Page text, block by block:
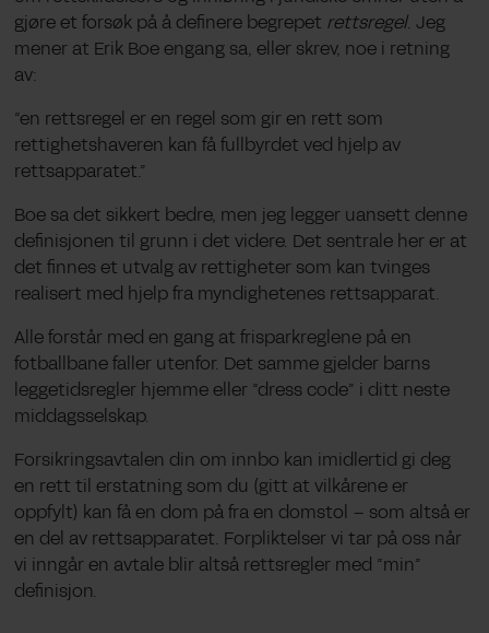
gjøre et forsøk på å definere begrepet rettsregel. Jeg
mener at Erik Boe engang sa, eller skrev, noe i retning
av:
“en rettsregel er en regel som gir en rett som
rettighetshaveren kan få fullbyrdet ved hjelp av
rettsapparatet.”
Boe sa det sikkert bedre, men jeg legger uansett denne
definisjonen til grunn i det videre. Det sentrale her er at
det finnes et utvalg av rettigheter som kan tvinges
realisert med hjelp fra myndighetenes rettsapparat.
Alle forstår med en gang at frisparkreglene på en
fotballbane faller utenfor. Det samme gjelder barns
leggetidsregler hjemme eller “dress code” i ditt neste
middagsselskap.
Forsikringsavtalen din om innbo kan imidlertid gi deg
en rett til erstatning som du (gitt at vilkårene er
oppfylt) kan få en dom på fra en domstol – som altså er
en del av rettsapparatet. Forpliktelser vi tar på oss når
vi inngår en avtale blir altså rettsregler med “min”
definisjon.